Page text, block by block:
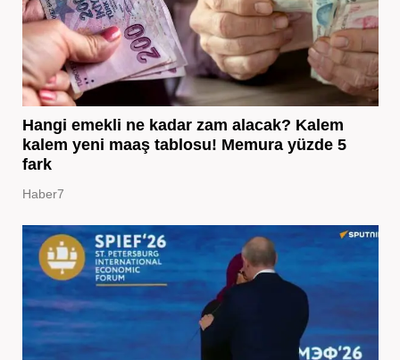
Hangi emekli ne kadar zam alacak? Kalem
kalem yeni maaş tablosu! Memura yüzde 5
fark
Haber7